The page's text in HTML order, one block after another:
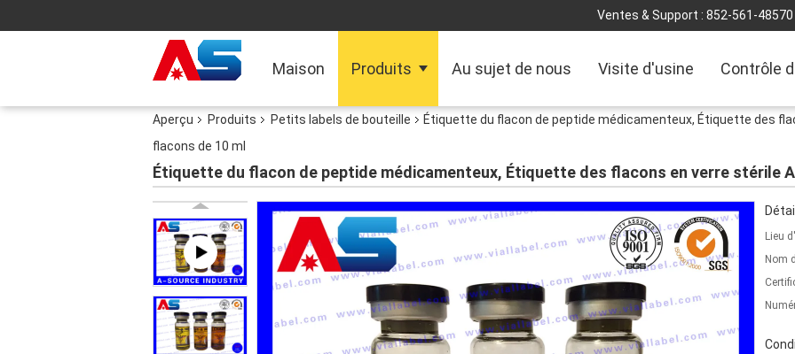
Ventes & Support : 852-561-48570
Maison Produits Au sujet de nous Visite d'usine Contrôle
Aperçu Produits Petits labels de bouteille
Étiquette du flacon de peptide médicamenteux, Étiquette des
flacons de 10 ml
Étiquette du flacon de peptide médicamenteux, Étiquette des flacons en verre stérile
Lieu
Nom